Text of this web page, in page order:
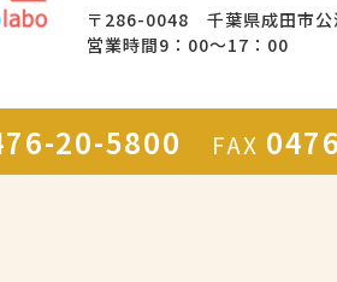
〒286-0048 千葉県成田市
営業時間9：00～17：00
20-5800 FAX